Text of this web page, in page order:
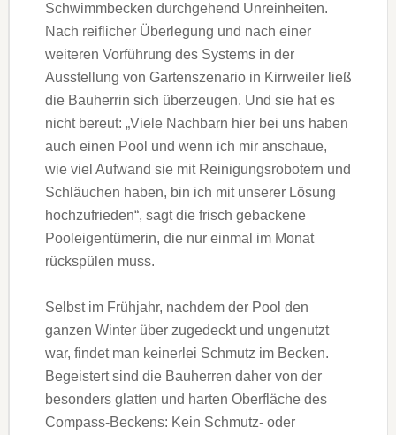
Schwimmbecken durchgehend Unreinheiten.
Nach reiflicher Überlegung und nach einer
weiteren Vorführung des Systems in der
Ausstellung von Gartenszenario in Kirrweiler ließ
die Bauherrin sich überzeugen. Und sie hat es
nicht bereut: „Viele Nachbarn hier bei uns haben
auch einen Pool und wenn ich mir anschaue,
wie viel Aufwand sie mit Reinigungsrobotern und
Schläuchen haben, bin ich mit unserer Lösung
hochzufrieden“, sagt die frisch gebackene
Pooleigentümerin, die nur einmal im Monat
rückspülen muss.
Selbst im Frühjahr, nachdem der Pool den
ganzen Winter über zugedeckt und ungenutzt
war, findet man keinerlei Schmutz im Becken.
Begeistert sind die Bauherren daher von der
besonders glatten und harten Oberfläche des
Compass-Beckens: Kein Schmutz- oder